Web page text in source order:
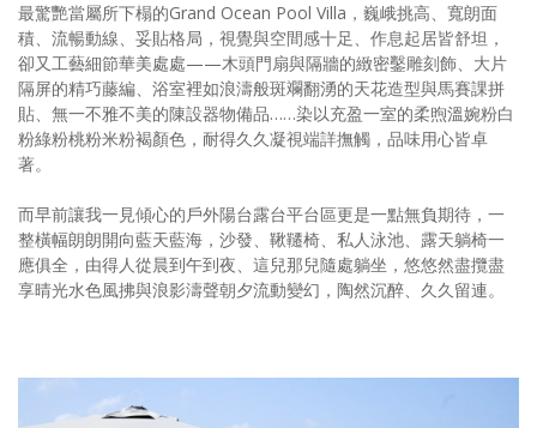
最驚艷當屬所下榻的Grand Ocean Pool Villa，巍峨挑高、寬朗面
積、流暢動線、妥貼格局，視覺與空間感十足、作息起居皆舒坦，
卻又工藝細節華美處處——木頭門扇與隔牆的緻密鑿雕刻飾、大片
隔屏的精巧藤編、浴室裡如浪濤般斑斕翻湧的天花造型與馬賽課拼
貼、無一不雅不美的陳設器物備品……染以充盈一室的柔煦溫婉粉白
粉綠粉桃粉米粉褐顏色，耐得久久凝視端詳撫觸，品味用心皆卓
著。
而早前讓我一見傾心的戶外陽台露台平台區更是一點無負期待，一
整橫幅朗朗開向藍天藍海，沙發、鞦韆椅、私人泳池、露天躺椅一
應俱全，由得人從晨到午到夜、這兒那兒隨處躺坐，悠悠然盡攬盡
享晴光水色風拂與浪影濤聲朝夕流動變幻，陶然沉醉、久久留連。